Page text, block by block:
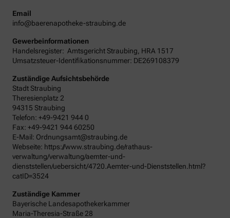
Email
info@baerenapotheke-straubing.de
Gewerbeinformationen
Handelsregister: Amtsgericht Straubing HRA 1517
Umsatzsteuer-Identifikationsnummer: DE269108379
Zuständige Aufsichtsbehörde
Stadt Straubing
Theresienplatz 2
94315 Straubing
Telefon: +49-9421 944 0
Fax: +49-9421 944 60250
E-Mail: Ordnungsamt@straubing.de
Webseite: https://www.straubing.de/rathaus-
verwaltung/verwaltung/aemter-und-
dienststellen/uebersicht/4720.Aemter-und-Dienststellen.html?
catID=3524
Zuständige Kammer
Bayerische Landesapothekerkammer
Maria-Theresia-Straße 28